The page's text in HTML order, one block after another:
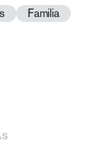
Familia